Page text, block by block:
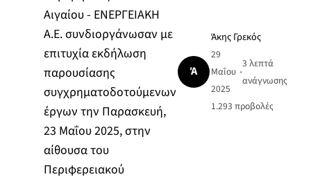
Αιγαίου - ΕΝΕΡΓΕΙΑΚΗ
Α.Ε. συνδιοργάνωσαν με
επιτυχία εκδήλωση
παρουσίασης
συγχρηματοδοτούμενων
έργων την Παρασκευή,
23 Μαΐου 2025, στην
αίθουσα του
Περιφερειακού
Ά
Άκης Γρεκός
29
Μαΐου
2025
•
3 λεπτά
ανάγνωσης
1.293 προβολές